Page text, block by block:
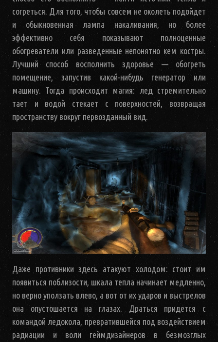
согреться. Для того, чтобы совсем не околеть подойдет
и обыкновенная лампа накаливания, но более
эффективно себя показывают полноценные
обогреватели или разведенные непонятно кем костры.
Лучший способ восполнить здоровье — обогреть
помещение, запустив какой-нибудь генератор или
машину. Тогда происходит магия: лед стремительно
тает и водой стекает с поверхностей, возвращая
пространству вокруг первозданный вид.
Даже противники здесь атакуют холодом: стоит им
появиться поблизости, шкала тепла начинает медленно,
но верно уползать влево, а вот от их ударов и выстрелов
она опустошается на глазах. Драться придется с
командой ледокола, превратившейся под воздействием
радиации и воли геймдизайнеров в безмозглых